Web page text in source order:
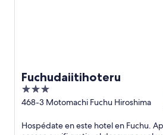
Fuchudaiitihoteru
3
out
5
468-3 Motomachi Fuchu Hiroshima
Hospédate en este hotel en Fuchu.